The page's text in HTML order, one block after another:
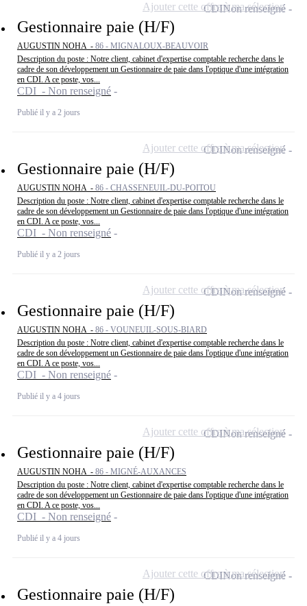
Gestionnaire paie (H/F)
AUGUSTIN NOHA - 86 - MIGNALOUX-BEAUVOIR
Description du poste : Notre client, cabinet d'expertise comptable recherche dans le
cadre de son développement un Gestionnaire de paie dans l'optique d'une intégration
en CDI. A ce poste, vos...
CDI - Non renseigné
Publié il y a 2 jours
CDINon renseigné
Ajouter cette offre à ma sélection
Gestionnaire paie (H/F)
AUGUSTIN NOHA - 86 - CHASSENEUIL-DU-POITOU
Description du poste : Notre client, cabinet d'expertise comptable recherche dans le
cadre de son développement un Gestionnaire de paie dans l'optique d'une intégration
en CDI. A ce poste, vos...
CDI - Non renseigné
Publié il y a 2 jours
CDINon renseigné
Ajouter cette offre à ma sélection
Gestionnaire paie (H/F)
AUGUSTIN NOHA - 86 - VOUNEUIL-SOUS-BIARD
Description du poste : Notre client, cabinet d'expertise comptable recherche dans le
cadre de son développement un Gestionnaire de paie dans l'optique d'une intégration
en CDI. A ce poste, vos...
CDI - Non renseigné
Publié il y a 4 jours
CDINon renseigné
Ajouter cette offre à ma sélection
Gestionnaire paie (H/F)
AUGUSTIN NOHA - 86 - MIGNÉ-AUXANCES
Description du poste : Notre client, cabinet d'expertise comptable recherche dans le
cadre de son développement un Gestionnaire de paie dans l'optique d'une intégration
en CDI. A ce poste, vos...
CDI - Non renseigné
Publié il y a 4 jours
CDINon renseigné
Ajouter cette offre à ma sélection
Gestionnaire paie (H/F)
CDINon renseigné
Ajouter cette offre à ma sélection